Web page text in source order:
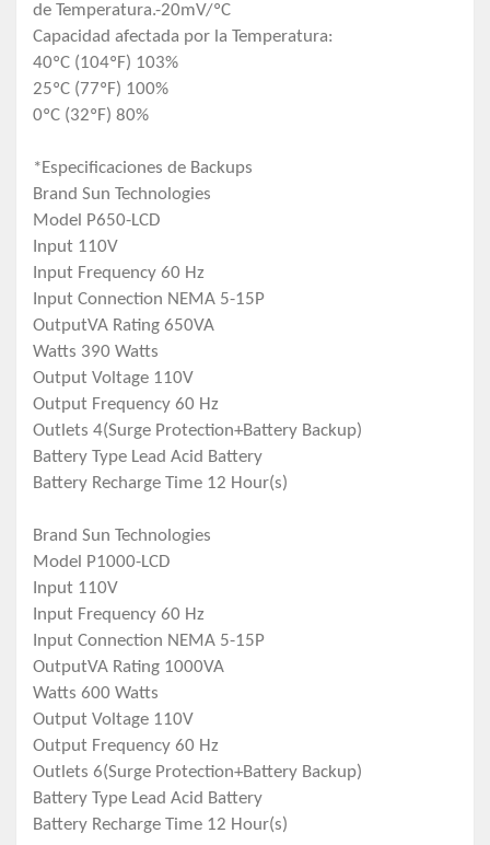
de Temperatura.-20mV/ºC
Capacidad afectada por la Temperatura:
40ºC (104ºF) 103%
25ºC (77ºF) 100%
0ºC (32ºF) 80%
*Especificaciones de Backups
Brand Sun Technologies
Model P650-LCD
Input 110V
Input Frequency 60 Hz
Input Connection NEMA 5-15P
OutputVA Rating 650VA
Watts 390 Watts
Output Voltage 110V
Output Frequency 60 Hz
Outlets 4(Surge Protection+Battery Backup)
Battery Type Lead Acid Battery
Battery Recharge Time 12 Hour(s)
Brand Sun Technologies
Model P1000-LCD
Input 110V
Input Frequency 60 Hz
Input Connection NEMA 5-15P
OutputVA Rating 1000VA
Watts 600 Watts
Output Voltage 110V
Output Frequency 60 Hz
Outlets 6(Surge Protection+Battery Backup)
Battery Type Lead Acid Battery
Battery Recharge Time 12 Hour(s)